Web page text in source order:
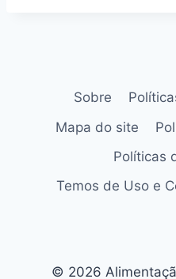
Sobre
Mapa do site
Políticas
Temos de Uso e
© 2026